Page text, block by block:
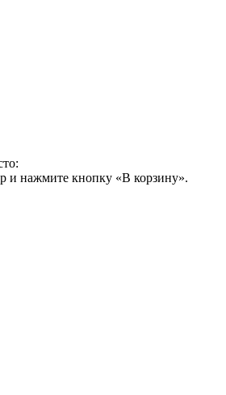
и нажмите кнопку «В корзину».